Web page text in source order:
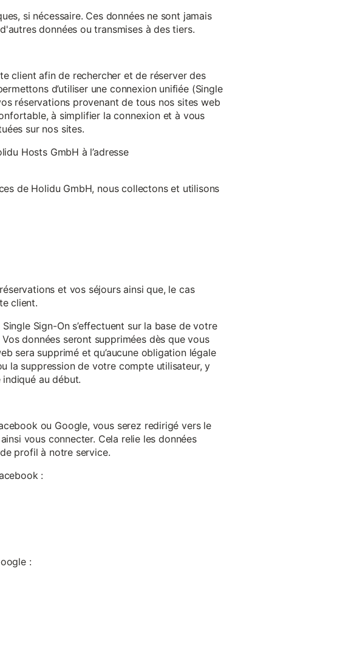
si nécessaire. Ces données ne sont jamais
données ou transmises à des tiers.
client afin de rechercher et de réserver des
d’utiliser une connexion unifiée (Single
réservations provenant de tous nos sites web
à simplifier la connexion et à vous
sur nos sites.
Hosts GmbH à l’adresse
de Holidu GmbH, nous collectons et utilisons
et vos séjours ainsi que, le cas
client.
Sign-On s’effectuent sur la base de votre
données seront supprimées dès que vous
sera supprimé et qu’aucune obligation légale
la suppression de votre compte utilisateur, y
au début.
ou Google, vous serez redirigé vers le
vous connecter. Cela relie les données
profil à notre service.
:
: